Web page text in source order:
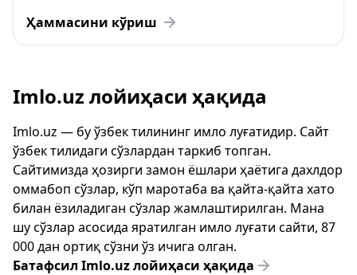
Ҳаммасини кўриш
Imlo.uz лойиҳаси ҳақида
Imlo.uz — бу ўзбек тилининг имло луғатидир. Сайт
ўзбек тилидаги сўзлардан таркиб топган.
Сайтимизда ҳозирги замон ёшлари ҳаётига дахлдор
оммабоп сўзлар, кўп маротаба ва қайта-қайта хато
билан ёзиладиган сўзлар жамлаштирилган. Мана
шу сўзлар асосида яратилган имло луғати сайти, 87
000 дан ортиқ сўзни ўз ичига олган.
Батафсил Imlo.uz лойиҳаси ҳақида